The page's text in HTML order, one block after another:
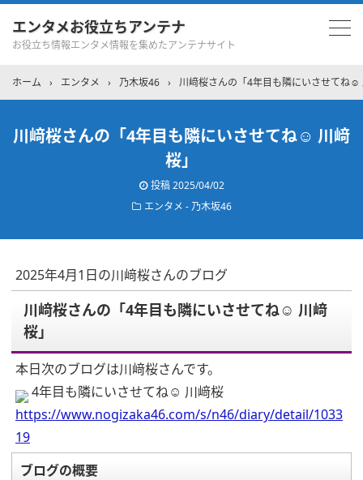
エンタメお役立ちアンテナ
お役立ち情報エンタメ情報を集めたアンテナサイト
ホーム › エンタメ › 乃木坂46 › 川﨑桜さんの「4年目も隣にいさせてね☺︎
川﨑桜さんの「4年目も隣にいさせてね☺︎ 川﨑
桜」
投稿2025/04/02
エンタメ - 乃木坂46
2025年4月1日の川﨑桜さんのブログ
川﨑桜さんの「4年目も隣にいさせてね☺︎ 川﨑
桜」
本日次のブログは川﨑桜さんです。
4年目も隣にいさせてね☺︎ 川﨑桜
https://www.nogizaka46.com/s/n46/diary/detail/1033
19
ブログの概要